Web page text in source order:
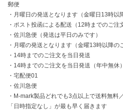
郵便
・ 月曜日の発送となります（金曜日13時以
・ ポスト投函による配送（12時までのご注
・ 佐川急便（発送は平日のみです）
・ 月曜の発送となります（金曜13時以降の
・ 14時までのご注文を当日発送
・ 14時までのご注文を当日発送（年中無休）
・ 宅配便01
・ 佐川急便
・ M-mark製品どれでも3点以上で送料無料
「日時指定なし」が最も早く届きます